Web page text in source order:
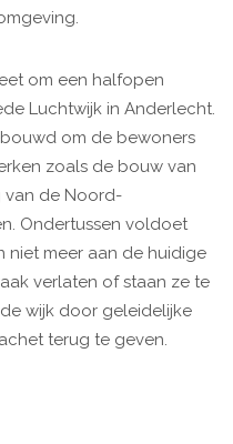
om een halfopen
Luchtwijk in Anderlecht.
om de bewoners
zoals de bouw van
van de Noord-
Ondertussen voldoet
niet meer aan de huidige
verlaten of staan ze te
wijk door geleidelijke
terug te geven.